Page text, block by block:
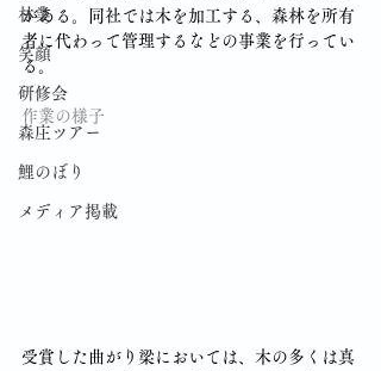
林業
笑顔
研修会
森庄ツアー
鯉のぼり
メディア掲載
がある。同社では木を加工する、森林を所有
者に代わって管理するなどの事業を行ってい
る。
作業の様子
受賞した曲がり梁においては、木の多くは真